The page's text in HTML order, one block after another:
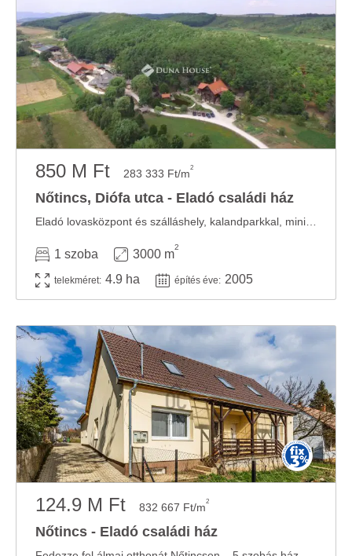
850 M Ft 283 333 Ft/m2
Nőtincs, Diófa utca - Eladó családi ház
1 szoba 3000 m
2
telekméret: 4.9 ha építés éve: 2005
124.9 M Ft 832 667 Ft/m2
Nőtincs - Eladó családi ház